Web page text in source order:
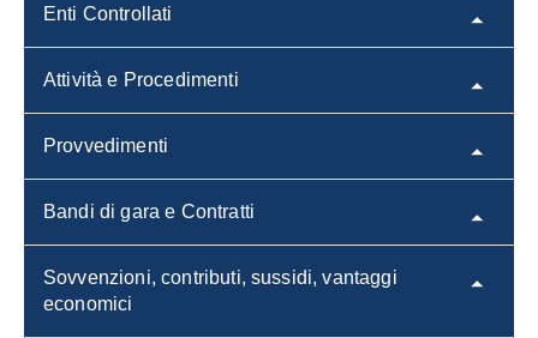
Enti Controllati
Attività e Procedimenti
Provvedimenti
Bandi di gara e Contratti
Sovvenzioni, contributi, sussidi, vantaggi
economici